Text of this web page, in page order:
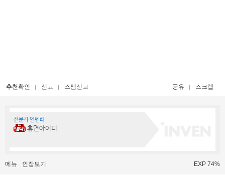
추천확인 신고 스팸신고 공유 스크랩
전문가 인벤러
휴면아이디
메뉴 인장보기 EXP 74%